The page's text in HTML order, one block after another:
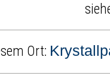
Ort: